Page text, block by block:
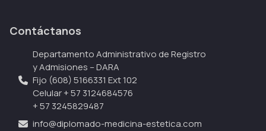
Contáctanos
Departamento Administrativo de Registro
y Admisiones – DARA
Fijo (608) 5166331 Ext 102
Celular + 57 3124684576
+ 57 3245829487
info@diplomado-medicina-estetica.com